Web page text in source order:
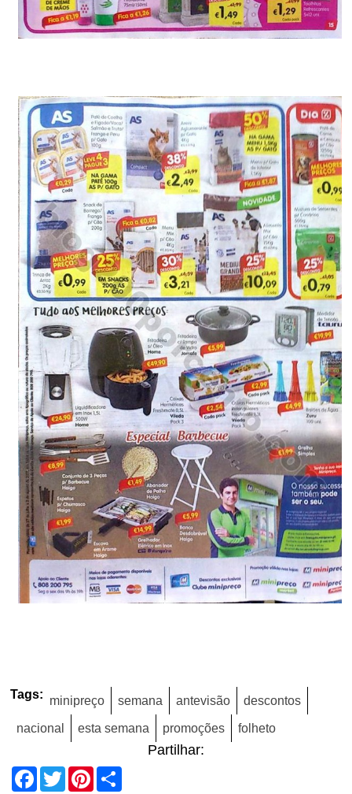
Tags: minipreço semana antevisão descontos
nacional esta semana promoções folheto
Partilhar:
Facebook
TwitterPinterest